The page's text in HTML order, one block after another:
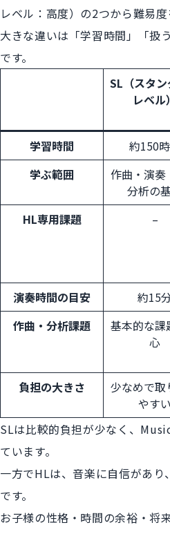
レベル：高度）の2つから難易度
大きな違いは「学習時間」「扱
です。
SL（スタ
レベル）
学習時間
約150
学ぶ範囲
作曲・演奏
分析の
HL専用課題
–
演奏時間の目安
約15
作曲・分析課題
基本的な課
心
負担の大きさ
少なめで取
やすい
SLは比較的負担が少なく、
ています。
一方でHLは、音楽に自信があり
です。
お子様の性格・時間の余裕・将